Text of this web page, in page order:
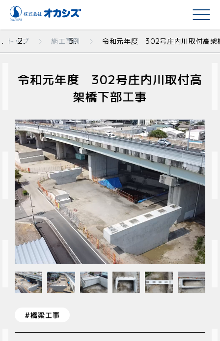
事業情報
施工事例
お知らせ
オカシズの仕事
先輩社員のホンネ
お問い合わせ
新卒採用 中途採用
トップ 施工事例 令和元年度 302号庄内川取付高架
令和元年度 302号庄内川取付高
架橋下部工事
#橋梁工事